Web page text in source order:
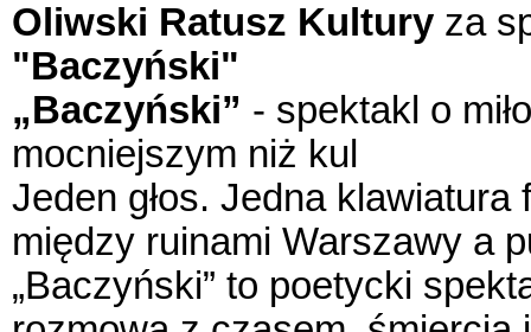
Oliwski Ratusz Kultury za
"Baczyński"
„Baczyński” - spektakl o
mocniejszym niż kul
Jeden głos. Jedna
między ruinami Warszawy a
„Baczyński” to poetycki